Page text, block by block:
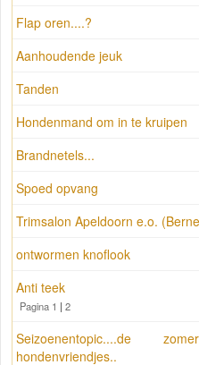
Flap oren....?
Aanhoudende jeuk
Tanden
Hondenmand om in te kruipen
Brandnetels...
Spoed opvang
Trimsalon Apeldoorn e.o.
ontwormen knoflook
Anti teek
Pagina 1 | 2
Seizoenentopic....de
hondenvriendjes..